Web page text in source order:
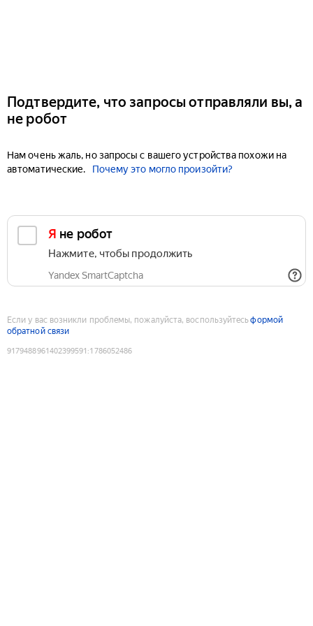
Подтвердите, что запросы отправляли вы, а
не робот
Нам очень жаль, но запросы с вашего устройства похожи на
автоматические.
Почему это могло произойти?
Я не робот
Нажмите, чтобы продолжить
Yandex SmartCaptcha
Если у вас возникли проблемы, пожалуйста, воспользуйтесьформой
обратной связи
9179488961402399591 :1786052486